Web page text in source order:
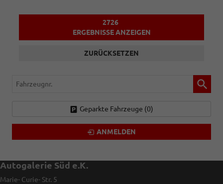
2726
ERGEBNISSE ANZEIGEN
ZURÜCKSETZEN
Fahrzeugnr.
Geparkte Fahrzeuge (0)
ANMELDEN
Autogalerie Süd e.K.
Marie- Curie- Str. 5